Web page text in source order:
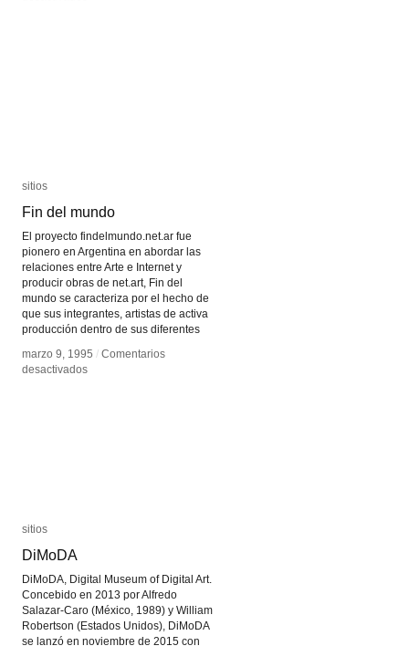
sitios
Fin del mundo
El proyecto findelmundo.net.ar fue
pionero en Argentina en abordar las
relaciones entre Arte e Internet y
producir obras de net.art, Fin del
mundo se caracteriza por el hecho de
que sus integrantes, artistas de activa
producción dentro de sus diferentes
marzo 9, 1995 / Comentarios
desactivadosen
sitios
Fin del mundo
marzo 9, 1995 / Comentarios
desactivadosen
sitios
DiMoDA
DiMoDA, Digital Museum of Digital Art.
Concebido en 2013 por Alfredo
Salazar-Caro (México, 1989) y William
Robertson (Estados Unidos), DiMoDA
se lanzó en noviembre de 2015 con
sitios
DiMoDA